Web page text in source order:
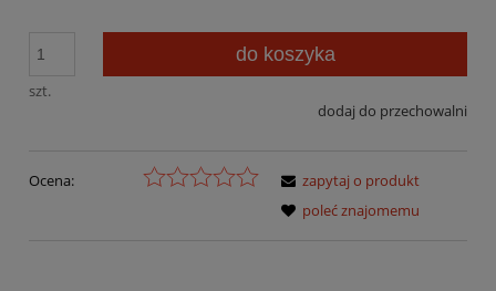
szt.
do koszyka
dodaj do przechowalni
Ocena:
zapytaj o produkt
poleć znajomemu